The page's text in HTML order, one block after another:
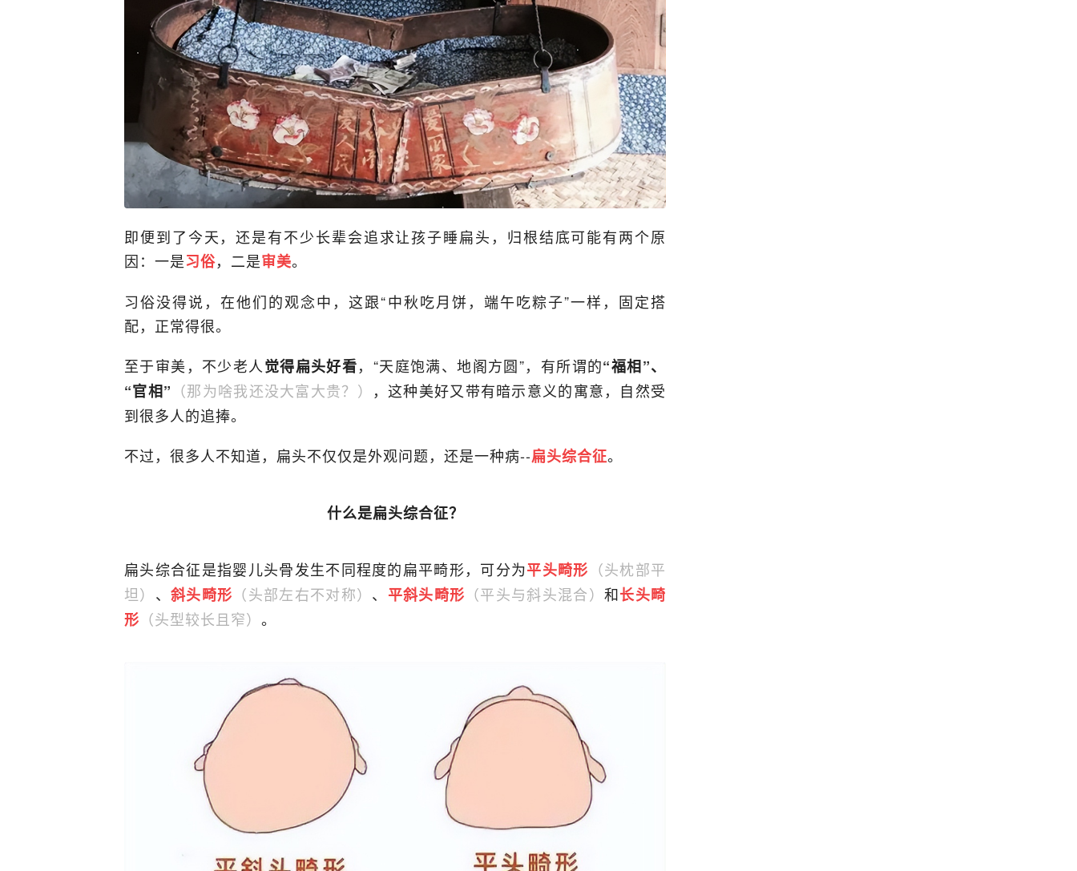
即便到了今天，还是有不少长辈会追求让孩子睡扁头，归根结底可能有两个原
因：一是习俗，二是审美。
习俗没得说，在他们的观念中，这跟“中秋吃月饼，端午吃粽子”一样，固定搭
配，正常得很。
至于审美，不少老人觉得扁头好看，“天庭饱满、地阁方圆”，有所谓的“福相”、
“官相” （那为啥我还没大富大贵？）
，这种美好又带有暗示意义的寓意，自然受
到很多人的追捧。
不过，很多人不知道，扁头不仅仅是外观问题，还是一种病--扁头综合征。
什么是扁头综合征？
扁头综合征是指婴儿头骨发生不同程度的扁平畸形，可分为平头畸形 （头枕部平
坦） 、 斜头畸形 （头部左右不对称） 、 平斜头畸形 （平头与斜头混合）和长头畸
形 （头型较长且窄） 。